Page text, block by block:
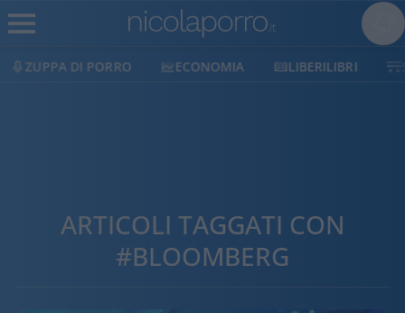
ECONOMIA LIBERILIBRI SHOP SOSTIENICI
ARTICOLI TAGGATI CON
#BLOOMBERG